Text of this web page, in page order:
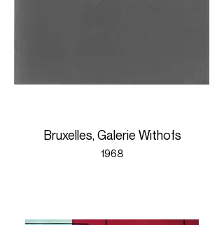
Bruxelles, Galerie Withofs
1968